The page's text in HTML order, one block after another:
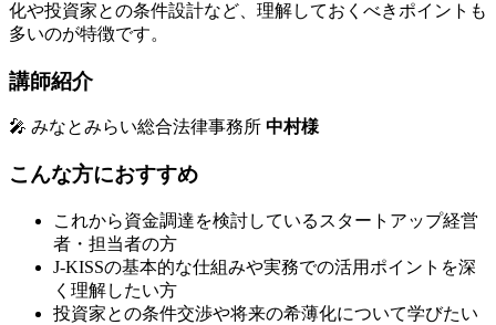
化や投資家との条件設計など、理解しておくべきポイントも
多いのが特徴です。
講師紹介
🎤 みなとみらい総合法律事務所 中村様
こんな方におすすめ
これから資金調達を検討しているスタートアップ経営
者・担当者の方
J-KISSの基本的な仕組みや実務での活用ポイントを深
く理解したい方
投資家との条件交渉や将来の希薄化について学びたい